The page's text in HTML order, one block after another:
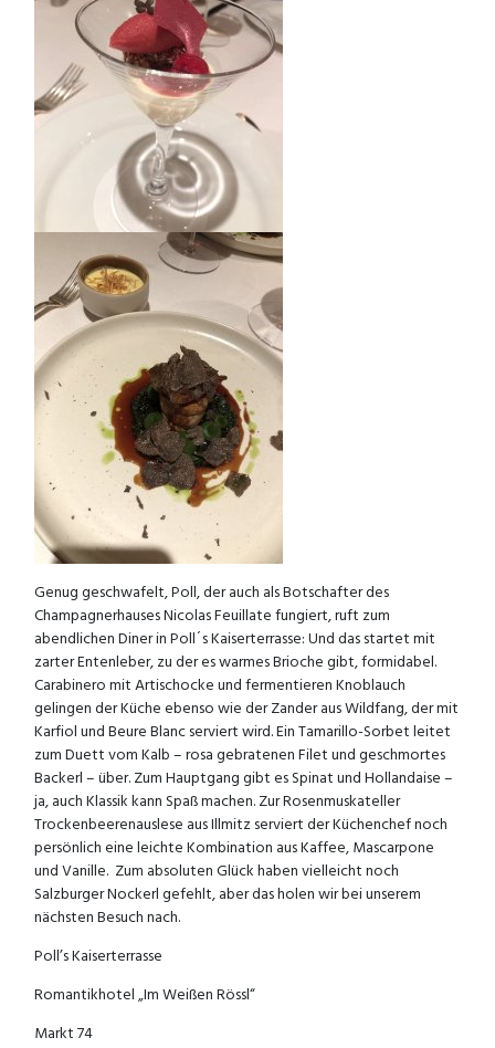
Genug geschwafelt, Poll, der auch als Botschafter des
Champagnerhauses Nicolas Feuillate fungiert, ruft zum
abendlichen Diner in Poll´s Kaiserterrasse: Und das startet mit
zarter Entenleber, zu der es warmes Brioche gibt, formidabel.
Carabinero mit Artischocke und fermentieren Knoblauch
gelingen der Küche ebenso wie der Zander aus Wildfang, der mit
Karfiol und Beure Blanc serviert wird. Ein Tamarillo-Sorbet leitet
zum Duett vom Kalb – rosa gebratenen Filet und geschmortes
Backerl – über. Zum Hauptgang gibt es Spinat und Hollandaise –
ja, auch Klassik kann Spaß machen. Zur Rosenmuskateller
Trockenbeerenauslese aus Illmitz serviert der Küchenchef noch
persönlich eine leichte Kombination aus Kaffee, Mascarpone
und Vanille. Zum absoluten Glück haben vielleicht noch
Salzburger Nockerl gefehlt, aber das holen wir bei unserem
nächsten Besuch nach.
Poll’s Kaiserterrasse
Romantikhotel „Im Weißen Rössl“
Markt 74